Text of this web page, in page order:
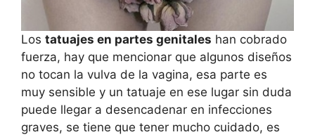
Los tatuajes en partes genitales han cobrado
fuerza, hay que mencionar que algunos diseños
no tocan la vulva de la vagina, esa parte es
muy sensible y un tatuaje en ese lugar sin duda
puede llegar a desencadenar en infecciones
graves, se tiene que tener mucho cuidado, es